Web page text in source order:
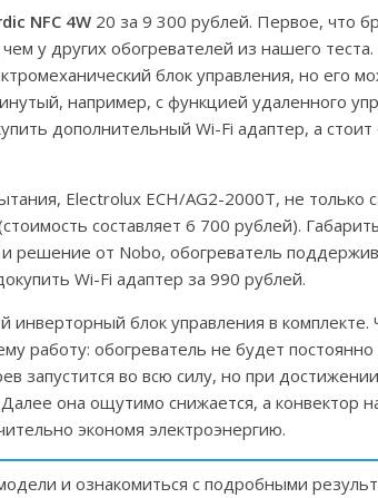
NFC 4W 20 за 9 300 рублей. Первое, что
у других обогревателей из нашего теста.
блок управления, но его
например, с функцией удаленного
дополнительный Wi-Fi адаптер, а
Electrolux ECH/AG2-2000T, не
составляет 6 700 рублей).
и решение от Nobo, обогреватель
Wi-Fi адаптер за 990 рублей.
блок управления в комплекте.
работу: обогреватель не будет
запустится во всю силу, но при
она ощутимо снижается, а конвектор
экономя электроэнергию.
и ознакомиться с подробными